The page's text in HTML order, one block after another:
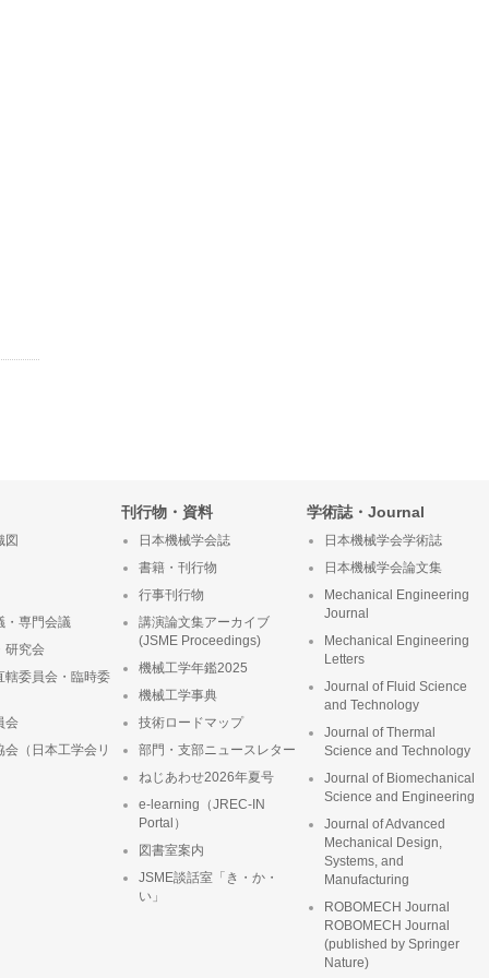
図
・専門会議
研究会
轄委員会・臨時委
会
会（日本工学会リ
刊行物・資料
日本機械学会誌
書籍・刊行物
行事刊行物
講演論文集アーカイブ
(JSME Proceedings)
機械工学年鑑2025
機械工学事典
技術ロードマップ
部門・支部ニュースレター
ねじあわせ2026年夏号
e-learning（JREC-IN
Portal）
図書室案内
JSME談話室「き・か・
い」
学術誌・Journal
日本機械学会学術誌
日本機械学会論文集
Mechanical Engineering
Journal
Mechanical Engineering
Letters
Journal of Fluid Science
and Technology
Journal of Thermal
Science and Technology
Journal of Biomechanical
Science and Engineering
Journal of Advanced
Mechanical Design,
Systems, and
Manufacturing
ROBOMECH Journal
ROBOMECH Journal
(published by Springer
Nature)